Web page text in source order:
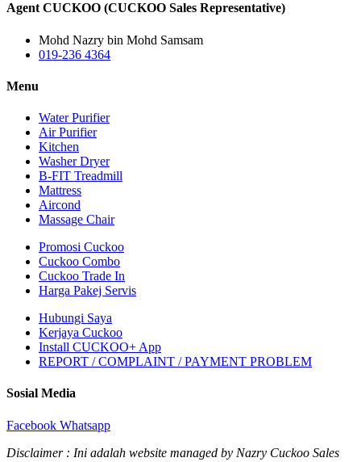
Agent CUCKOO (CUCKOO Sales Representative)
Mohd Nazry bin Mohd Samsam
019-236 4364
Menu
Water Purifier
Air Purifier
Kitchen
Washer Dryer
B-FIT Treadmill
Mattress
Aircond
Massage Chair
Promosi Cuckoo
Cuckoo Combo
Cuckoo Trade In
Harga Pakej Servis
Hubungi Saya
Kerjaya Cuckoo
Install CUCKOO+ App
REPORT / COMPLAINT / PAYMENT PROBLEM
Sosial Media
Facebook Whatsapp
Disclaimer : Ini adalah website managed by Nazry Cuckoo Sales